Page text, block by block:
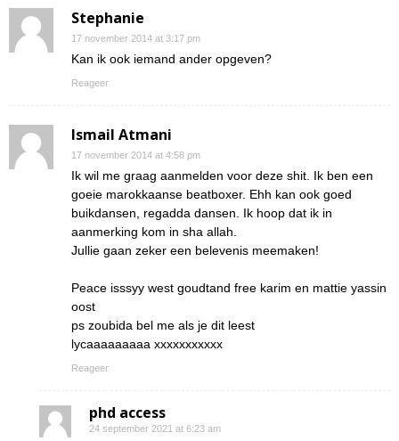
Stephanie
17 november 2014 at 3:17 pm
Kan ik ook iemand ander opgeven?
Reageer
Ismail Atmani
17 november 2014 at 4:58 pm
Ik wil me graag aanmelden voor deze shit. Ik ben een
goeie marokkaanse beatboxer. Ehh kan ook goed
buikdansen, regadda dansen. Ik hoop dat ik in
aanmerking kom in sha allah.
Jullie gaan zeker een belevenis meemaken!
Peace isssyy west goudtand free karim en mattie yassin
oost
ps zoubida bel me als je dit leest
lycaaaaaaaaa xxxxxxxxxxx
Reageer
phd access
24 september 2021 at 6:23 am